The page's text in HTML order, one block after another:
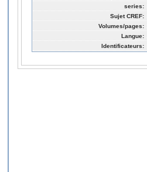
series:
Sujet CREF:
Volumes/pages:
Langue:
Identificateurs: